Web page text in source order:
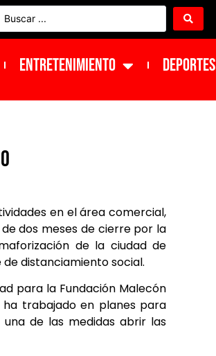
ENTRETENIMIENTO DEPORTES
en el área comercial,
dos meses de cierre por la
de la ciudad de
distanciamiento social.
para la Fundación Malecón
trabajado en planes para
de las medidas abrir las